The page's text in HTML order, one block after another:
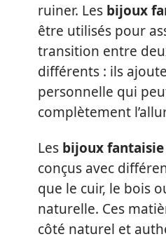
ruiner. Les bijoux
être utilisés pour
transition entre
différents : ils
personnelle qui
complètement
Les bijoux fantaisie
conçus avec
que le cuir, le bois
naturelle. Ces
côté naturel et